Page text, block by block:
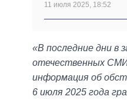
11 июля 2025, 18:52
«В последние дни в
отечественных СМИ
информация об
6 июля 2025 года